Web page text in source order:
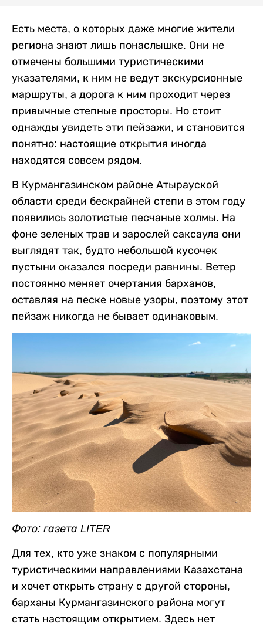
Есть места, о которых даже многие жители
региона знают лишь понаслышке. Они не
отмечены большими туристическими
указателями, к ним не ведут экскурсионные
маршруты, а дорога к ним проходит через
привычные степные просторы. Но стоит
однажды увидеть эти пейзажи, и становится
понятно: настоящие открытия иногда
находятся совсем рядом.
В Курмангазинском районе Атырауской
области среди бескрайней степи в этом году
появились золотистые песчаные холмы. На
фоне зеленых трав и зарослей саксаула они
выглядят так, будто небольшой кусочек
пустыни оказался посреди равнины. Ветер
постоянно меняет очертания барханов,
оставляя на песке новые узоры, поэтому этот
пейзаж никогда не бывает одинаковым.
Фото: газета LITER
Для тех, кто уже знаком с популярными
туристическими направлениями Казахстана
и хочет открыть страну с другой стороны,
барханы Курмангазинского района могут
стать настоящим открытием. Здесь нет